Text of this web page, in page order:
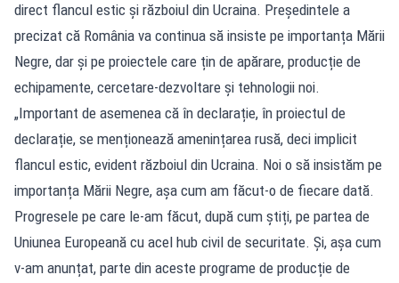
direct flancul estic și războiul din Ucraina. Președintele a
precizat că România va continua să insiste pe importanța Mării
Negre, dar și pe proiectele care țin de apărare, producție de
echipamente, cercetare-dezvoltare și tehnologii noi.
„Important de asemenea că în declarație, în proiectul de
declarație, se menționează amenințarea rusă, deci implicit
flancul estic, evident războiul din Ucraina. Noi o să insistăm pe
importanța Mării Negre, așa cum am făcut-o de fiecare dată.
Progresele pe care le-am făcut, după cum știți, pe partea de
Uniunea Europeană cu acel hub civil de securitate. Și, așa cum
v-am anunțat, parte din aceste programe de producție de